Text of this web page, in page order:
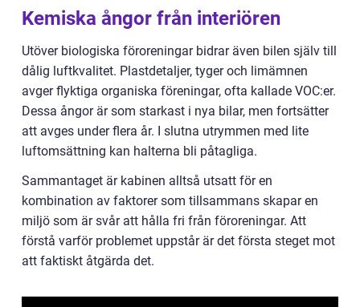
Kemiska ångor från interiören
Utöver biologiska föroreningar bidrar även bilen själv till
dålig luftkvalitet. Plastdetaljer, tyger och limämnen
avger flyktiga organiska föreningar, ofta kallade VOC:er.
Dessa ångor är som starkast i nya bilar, men fortsätter
att avges under flera år. I slutna utrymmen med lite
luftomsättning kan halterna bli påtagliga.
Sammantaget är kabinen alltså utsatt för en
kombination av faktorer som tillsammans skapar en
miljö som är svår att hålla fri från föroreningar. Att
förstå varför problemet uppstår är det första steget mot
att faktiskt åtgärda det.